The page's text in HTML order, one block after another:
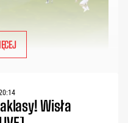
Wisła